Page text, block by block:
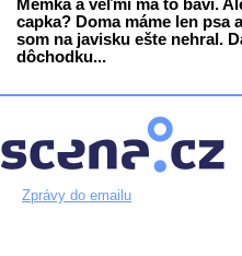
Memka a veľmi ma to baví.
capka? Doma máme len psa
som na javisku ešte nehral.
dôchodku...
Zprávy do emailu